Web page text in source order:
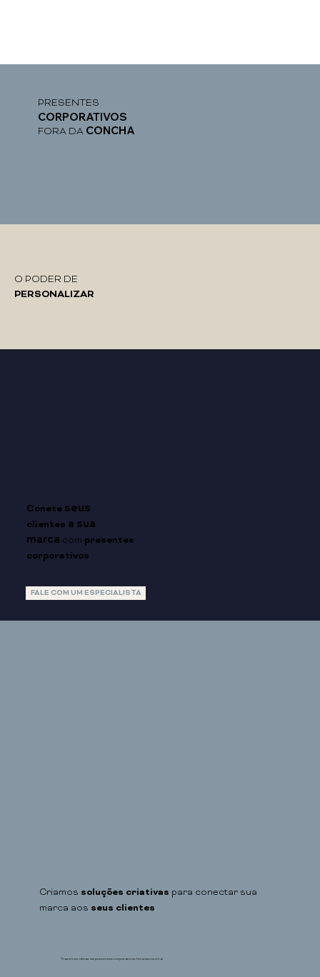
PRESENTES
CORPORATIVOS
FORA DA CONCHA
O PODER DE
PERSONALIZAR
Conete seus
clientes a sua
marca com presentes
corporativos
FALE COM UM ESPECIALISTA
Trazemos ideias de presentes corporativos fora da concha!
Criamos soluções criativas para conectar sua
marca aos seus clientes